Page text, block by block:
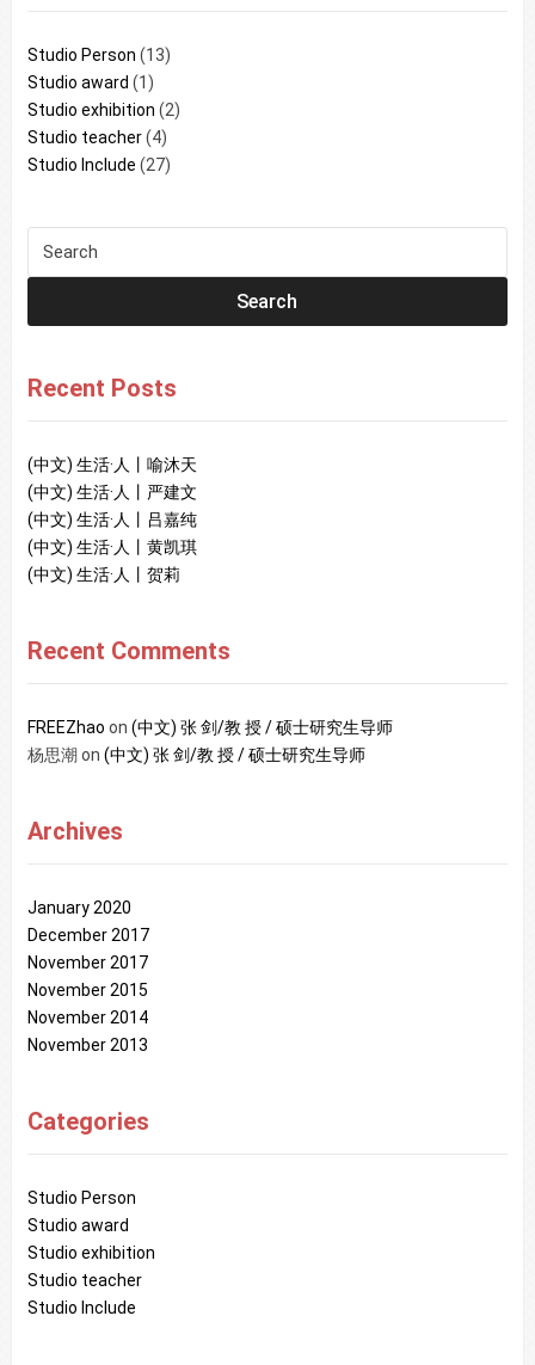
Studio Person (13)
Studio award (1)
Studio exhibition (2)
Studio teacher(4)
Studio Include (27)
Recent Posts
(中文) 生活·人丨喻沐天
(中文) 生活·人丨严建文
(中文) 生活·人丨吕嘉纯
(中文) 生活·人丨黄凯琪
(中文) 生活·人丨贺莉
Recent Comments
FREEZhao on (中文) 张 剑/教 授 / 硕士研究生导师
杨思潮 on (中文) 张 剑/教 授 / 硕士研究生导师
Archives
January 2020
December 2017
November 2017
November 2015
November 2014
November 2013
Categories
Studio Person
Studio award
Studio exhibition
Studio teacher
Studio Include